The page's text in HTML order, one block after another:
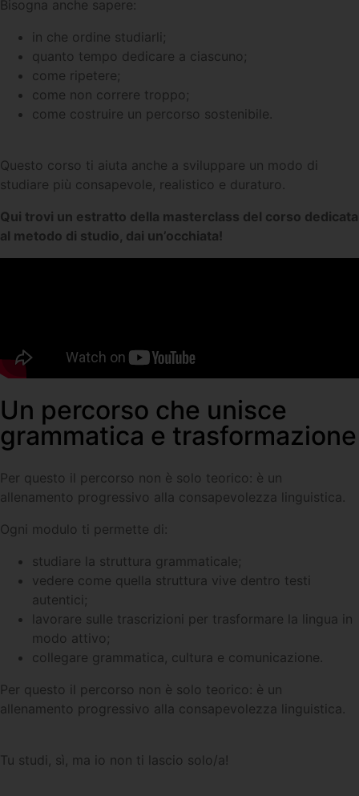
Bisogna anche sapere:
in che ordine studiarli;
quanto tempo dedicare a ciascuno;
come ripetere;
come non correre troppo;
come costruire un percorso sostenibile.
Questo corso ti aiuta anche a sviluppare un modo di
studiare più consapevole, realistico e duraturo.
Qui trovi un estratto della masterclass del corso dedicata
al metodo di studio, dai un’occhiata!
Un percorso che unisce
grammatica e trasformazione
Per questo il percorso non è solo teorico: è un
allenamento progressivo alla consapevolezza linguistica.
Ogni modulo ti permette di:
studiare la struttura grammaticale;
vedere come quella struttura vive dentro testi
autentici;
lavorare sulle trascrizioni per trasformare la lingua in
modo attivo;
collegare grammatica, cultura e comunicazione.
Per questo il percorso non è solo teorico: è un
allenamento progressivo alla consapevolezza linguistica.
Tu studi, sì, ma io non ti lascio solo/a!